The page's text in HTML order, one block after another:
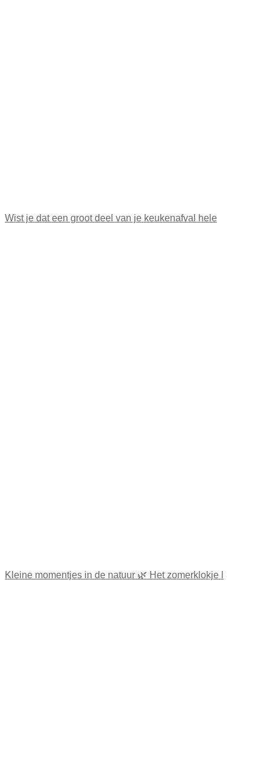
Wist je dat een groot deel van je keukenafval hele
Kleine momentjes in de natuur 🌿 Het zomerklokje l